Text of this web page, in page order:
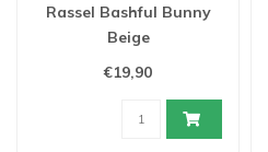
Rassel Bashful Bunny
Beige
€19,90